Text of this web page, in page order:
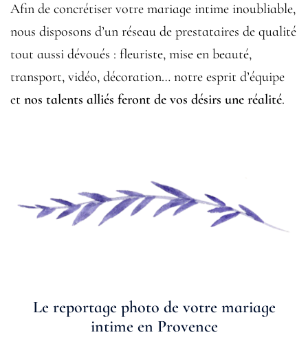
Afin de concrétiser votre mariage intime inoubliable,
nous disposons d’un réseau de prestataires de qualité
tout aussi dévoués : fleuriste, mise en beauté,
transport, vidéo, décoration… notre esprit d’équipe
et nos talents alliés feront de vos désirs une réalité.
Le reportage photo de votre mariage
intime en Provence